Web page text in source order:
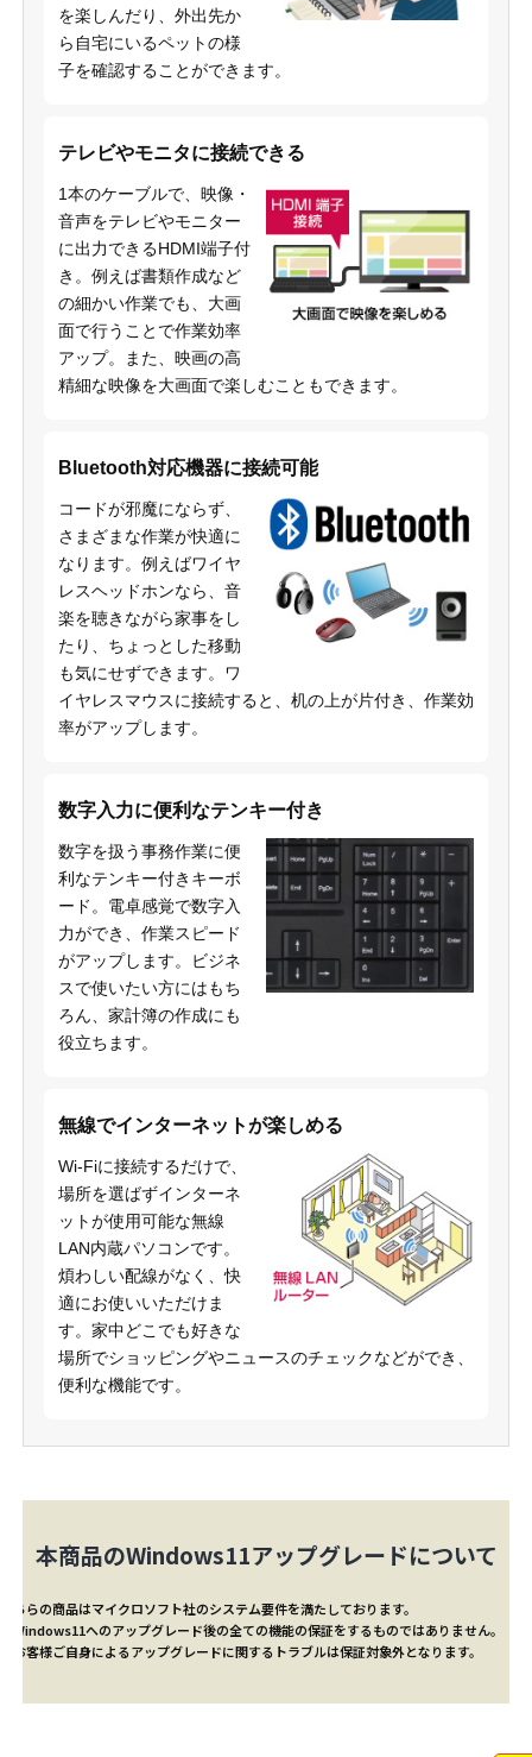
を楽しんだり、外出先か
ら自宅にいるペットの様
子を確認することができます。
テレビやモニタに接続できる
1本のケーブルで、映像・
音声をテレビやモニター
に出力できるHDMI端子付
き。例えば書類作成など
の細かい作業でも、大画
面で行うことで作業効率
アップ。また、映画の高
精細な映像を大画面で楽しむこともできます。
Bluetooth対応機器に接続可能
コードが邪魔にならず、
さまざまな作業が快適に
なります。例えばワイヤ
レスヘッドホンなら、音
楽を聴きながら家事をし
たり、ちょっとした移動
も気にせずできます。ワ
イヤレスマウスに接続すると、机の上が片付き、作業効
率がアップします。
数字入力に便利なテンキー付き
数字を扱う事務作業に便
利なテンキー付きキーボ
ード。電卓感覚で数字入
力ができ、作業スピード
がアップします。ビジネ
スで使いたい方にはもち
ろん、家計簿の作成にも
役立ちます。
無線でインターネットが楽しめる
Wi-Fiに接続するだけで、
場所を選ばずインターネ
ットが使用可能な無線
LAN内蔵パソコンです。
煩わしい配線がなく、快
適にお使いいただけま
す。家中どこでも好きな
場所でショッピングやニュースのチェックなどができ、
便利な機能です。
本商品のWindows11アップグレードについて
こちらの商品はマイクロソフト社のシステム要件を満たしております。
※Windows11へのアップグレード後の全ての機能の保証をするものではありません。
※お客様ご自身によるアップグレードに関するトラブルは保証対象外となります。